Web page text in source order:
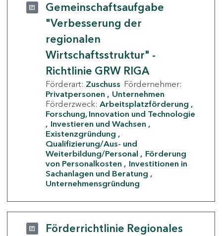
Gemeinschaftsaufgabe
"Verbesserung der
regionalen
Wirtschaftsstruktur" -
Richtlinie GRW RIGA
Förderart: Zuschuss Fördernehmer:
Privatpersonen
Unternehmen
Förderzweck: Arbeitsplatzförderung
Forschung, Innovation und Technologie
Investieren und Wachsen
Existenzgründung
Qualifizierung/Aus- und
Weiterbildung/Personal
Förderung
von Personalkosten
Investitionen in
Sachanlagen und Beratung
Unternehmensgründung
Förderrichtlinie Regionales